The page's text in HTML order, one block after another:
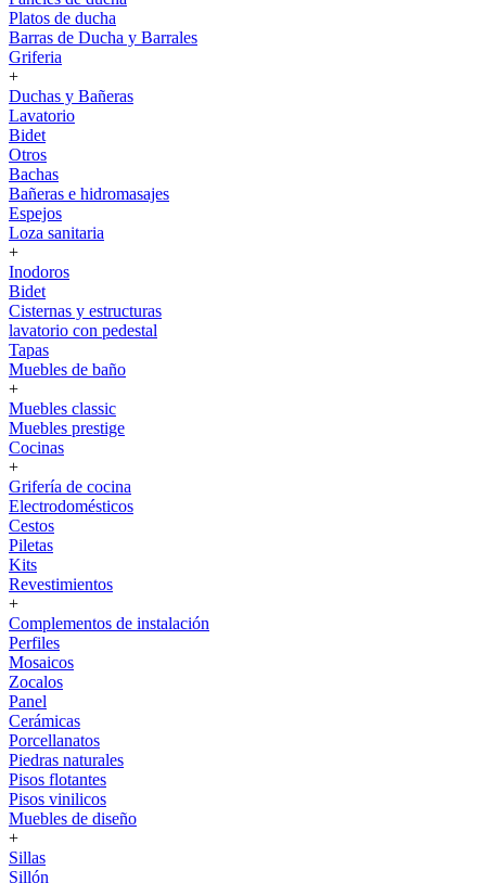
Platos de ducha
Barras de Ducha y Barrales
Griferia
+
Duchas y Bañeras
Lavatorio
Bidet
Otros
Bachas
Bañeras e hidromasajes
Espejos
Loza sanitaria
+
Inodoros
Bidet
Cisternas y estructuras
lavatorio con pedestal
Tapas
Muebles de baño
+
Muebles classic
Muebles prestige
Cocinas
+
Grifería de cocina
Electrodomésticos
Cestos
Piletas
Kits
Revestimientos
+
Complementos de instalación
Perfiles
Mosaicos
Zocalos
Panel
Cerámicas
Porcellanatos
Piedras naturales
Pisos flotantes
Pisos vinilicos
Muebles de diseño
+
Sillas
Sillón